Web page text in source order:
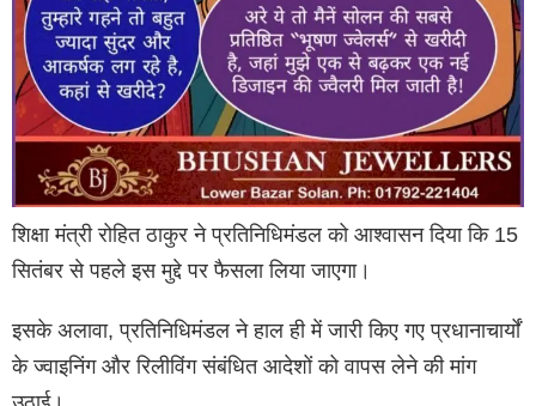
शिक्षा मंत्री रोहित ठाकुर ने प्रतिनिधिमंडल को आश्वासन दिया कि 15
सितंबर से पहले इस मुद्दे पर फैसला लिया जाएगा।
इसके अलावा, प्रतिनिधिमंडल ने हाल ही में जारी किए गए प्रधानाचार्यों
के ज्वाइनिंग और रिलीविंग संबंधित आदेशों को वापस लेने की मांग